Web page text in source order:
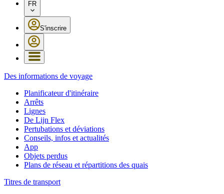
FR
S'inscrire
Des informations de voyage
Planificateur d'itinéraire
Arrêts
Lignes
De Lijn Flex
Pertubations et déviations
Conseils, infos et actualités
App
Objets perdus
Plans de réseau et répartitions des quais
Titres de transport